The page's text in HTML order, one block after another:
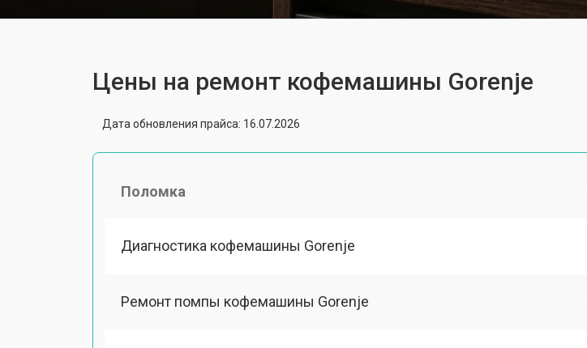
Цены на ремонт кофемашины Gorenje
Дата обновления прайса: 16.07.2026
Поломка
Диагностика кофемашины Gorenje
Ремонт помпы кофемашины Gorenje